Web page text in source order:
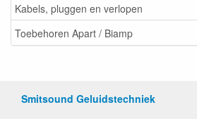
Kabels, pluggen en verlopen
Toebehoren Apart / Biamp
Smitsound Geluidstechniek